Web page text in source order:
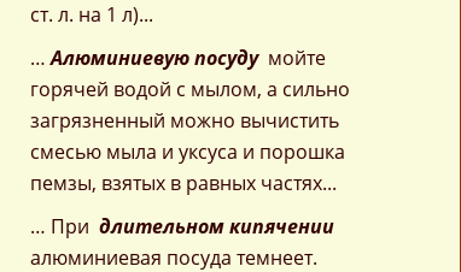
ст. л. на 1 л)...
…Алюминиевую посудумойте
горячей водой с мылом, а сильно
загрязненный можно вычистить
смесью мыла и уксуса и порошка
пемзы, взятых в равных частях...
… При длительном кипячении
алюминиевая посуда темнеет.